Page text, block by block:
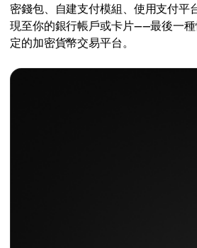
密錢包、自建支付模組、使用支付平
現至你的銀行帳戶或卡片——最後一
定的加密貨幣交易平台。